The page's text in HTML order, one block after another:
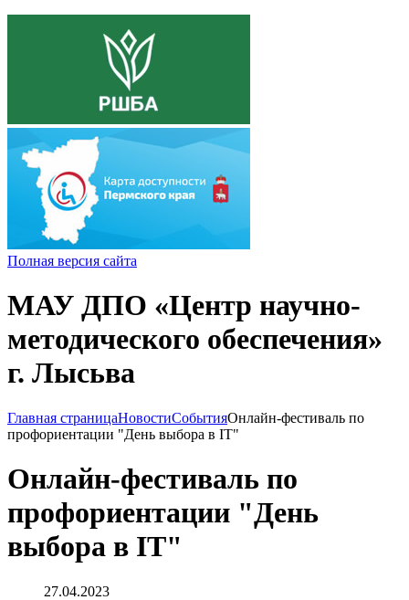
Полная версия сайта
МАУ ДПО «Центр научно-
методического обеспечения»
г. Лысьва
Главная страницаНовостиСобытияОнлайн-фестиваль по
профориентации "День выбора в IT"
Онлайн-фестиваль по
профориентации "День
выбора в IT"
27.04.2023